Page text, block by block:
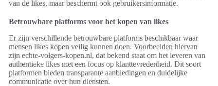
van de likes, maar beschermt ook gebruikersinformatie.
Betrouwbare platforms voor het kopen van likes
Er zijn verschillende betrouwbare platforms beschikbaar waar
mensen likes kopen veilig kunnen doen. Voorbeelden hiervan
zijn echte-volgers-kopen.nl, dat bekend staat om het leveren van
authentieke likes met een focus op klanttevredenheid. Dit soort
platformen bieden transparante aanbiedingen en duidelijke
communicatie over hun diensten.